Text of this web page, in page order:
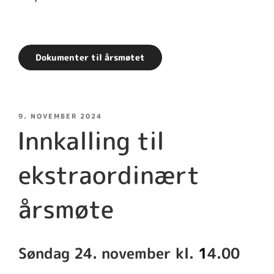
Dokumenter til årsmøtet
PUBLISERT
9. NOVEMBER 2024
Innkalling til
ekstraordinært
årsmøte
Søndag 24. november kl. 14.00